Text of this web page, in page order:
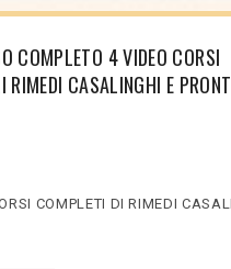
COMPLETO 4 VIDEO CORSI
RIMEDI CASALINGHI E
COMPLETI DI RIMEDI